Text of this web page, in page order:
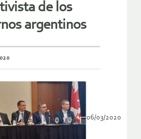
de los
argentinos
06/03/2020